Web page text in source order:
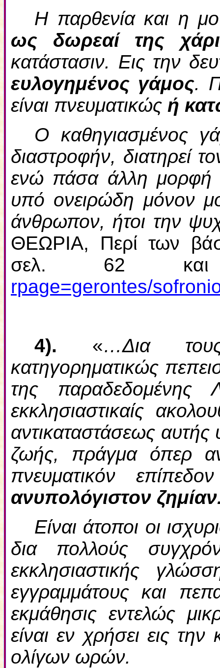
Η παρθενία και η
ως δωρεαί της
κατάστασιν. Εις την
ευλογημένος γάμος.
είναι πνευματικώς ή
Ο καθηγιασμένος
διαστροφήν, διατηρεί
ενώ πάσα άλλη μορφή
υπό ονειρώδη μόνον
άνθρωπον, ήτοι την
ΘΕΩΡΙΑ, Περί των
σελ. 62
rpage=gerontes/
4). «…Δια
κατηγορηματικώς
της παραδεδομένης
εκκλησιαστικαίς
αντικαταστάσεως
ζωής, πράγμα όπερ
πνευματικόν
ανυπολόγιστον
Είναι άτοποι οι
δια πολλούς
εκκλησιαστικής
εγγραμμάτους και
εκμάθησις εντελώς
είναι εν χρήσει εις
ολίγων ωρών.